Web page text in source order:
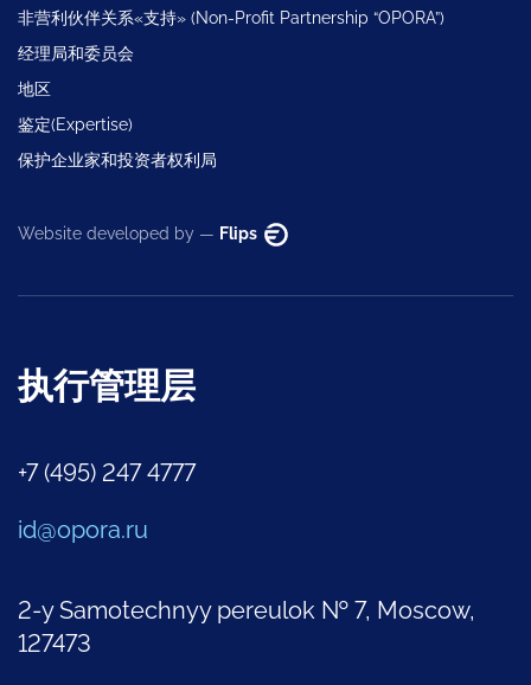
非营利伙伴关系«支持» (Non-Profit Partnership “OPORA”)
经理局和委员会
地区
鉴定(Expertise)
保护企业家和投资者权利局
Website developed by — Flips
执行管理层
+7 (495) 247 4777
id@opora.ru
2-y Samotechnyy pereulok № 7, Moscow,
127473